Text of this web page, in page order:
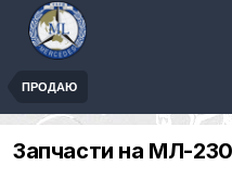
ПРОДАЮ
Запчасти на МЛ-230